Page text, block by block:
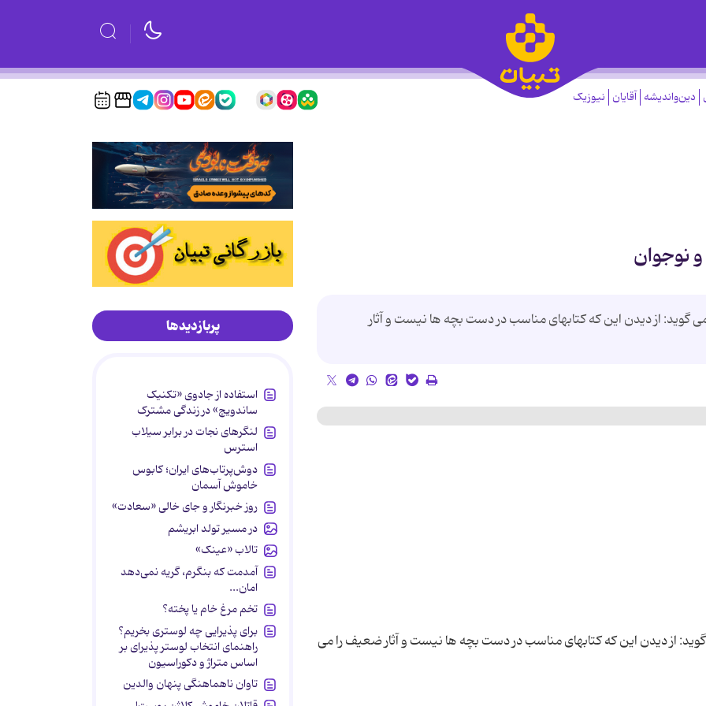
دین‌واندیشه آقایان نیوزیک
نوجوان
گوید: از دیدن این كه كتابهای مناسب در دست بچه ها نیست و آثار
از دیدن این كه كتابهای مناسب در دست بچه ها نیست و آثار ضعیف را می
پربازدیدها
استفاده از جادوی «تکنیک
ساندویچ» در زندگی مشترک
لنگرهای نجات در برابر سیلاب
استرس
دوش‌پرتاب‌های ایران؛ کابوس
خاموش آسمان
روز خبرنگار و جای خالی «سعادت»
در مسیر تولد ابریشم
تالاب «عینک»
آمدمت که بنگرم، گریه نمی‌دهد
امان...
تخم مرغ خام یا پخته؟
برای پذیرایی چه لوستری بخریم؟
راهنمای انتخاب لوستر پذیرای بر
اساس متراژ و دکوراسیون
تاوان ناهماهنگی پنهان والدین